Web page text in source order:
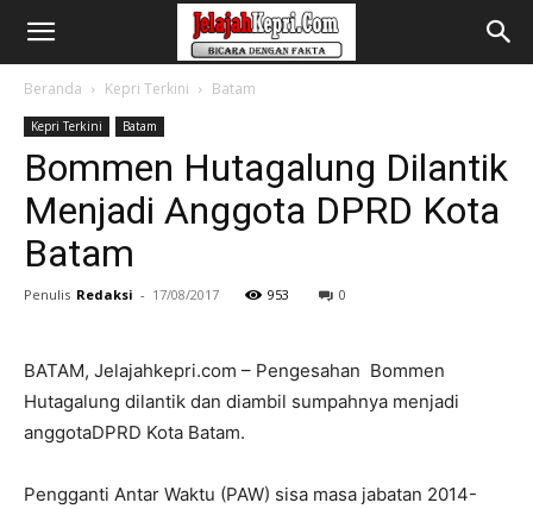
Beranda Kepri Terkini Batam
Kepri Terkini Batam
Bommen Hutagalung Dilantik
Menjadi Anggota DPRD Kota
Batam
Penulis Redaksi - 17/08/2017 953 0
BATAM, Jelajahkepri.com – Pengesahan Bommen
Hutagalung dilantik dan diambil sumpahnya menjadi
anggotaDPRD Kota Batam.
Pengganti Antar Waktu (PAW) sisa masa jabatan 2014-